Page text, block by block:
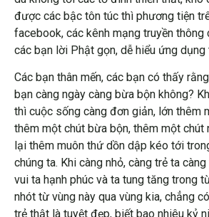
được các bậc tôn túc thì phương tiện
facebook, các kênh mạng truyền
các bạn lời Phật gọn, dễ hiểu ứng dụng
Các bạn thân mến, các bạn có thấy
bạn càng ngày càng bừa bộn không?
thì cuộc sống càng đơn giản, lớn thêm
thêm một chút bừa bộn, thêm một chút
lại thêm muôn thứ dồn dập kéo tới
chúng ta. Khi càng nhỏ, càng trẻ ta
vui ta hạnh phúc và ta tung tăng trong
nhót từ vùng này qua vùng kia, chẳng
trẻ thật là tuyệt đẹp, biết bao nhiêu kỷ